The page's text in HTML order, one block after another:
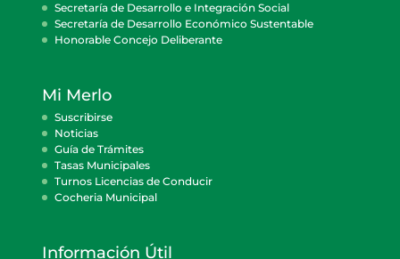
Secretaría de Desarrollo e Integración Social
Secretaría de Desarrollo Económico Sustentable
Honorable Concejo Deliberante
Mi Merlo
Suscribirse
Noticias
Guía de Trámites
Tasas Municipales
Turnos Licencias de Conducir
Cocheria Municipal
Información Útil